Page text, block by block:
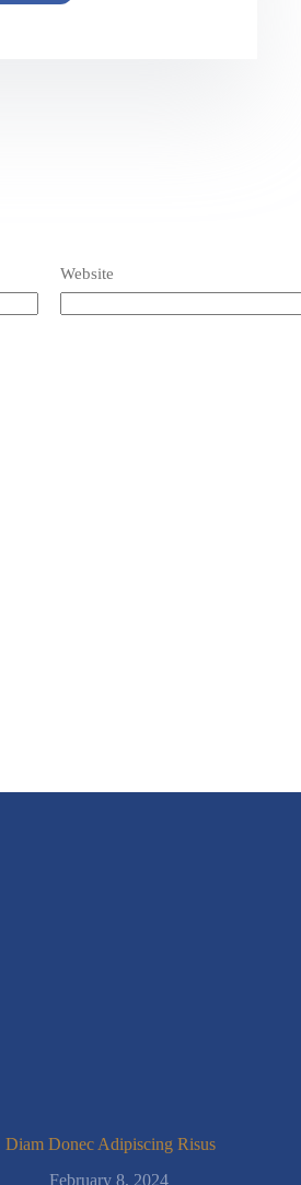
Website
Diam Donec Adipiscing Risus
February 8, 2024